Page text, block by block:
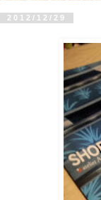
2012/12/29